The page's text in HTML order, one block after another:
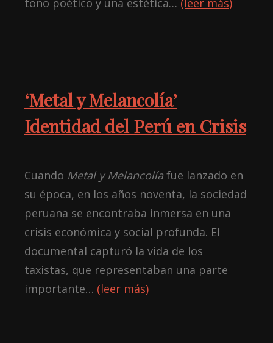
tono poético y una estética… (leer más)
‘Metal y Melancolía’
Identidad del Perú en Crisis
Cuando Metal y Melancolíafue lanzado en
su época, en los años noventa, la sociedad
peruana se encontraba inmersa en una
crisis económica y social profunda. El
documental capturó la vida de los
taxistas, que representaban una parte
importante… (leer más)